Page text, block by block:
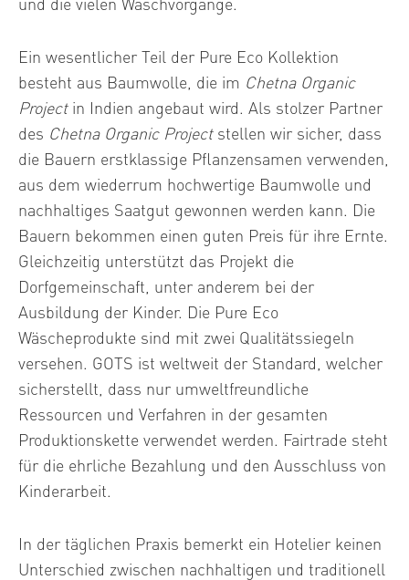
Ein wesentlicher Teil der Pure Eco Kollektion
besteht aus Baumwolle, die im Chetna Organic
Projectin Indien angebaut wird. Als stolzer Partner
des Chetna Organic Projectstellen wir sicher, dass
die Bauern erstklassige Pflanzensamen verwenden,
aus dem wiederrum hochwertige Baumwolle und
nachhaltiges Saatgut gewonnen werden kann. Die
Bauern bekommen einen guten Preis für ihre Ernte.
Gleichzeitig unterstützt das Projekt die
Dorfgemeinschaft, unter anderem bei der
Ausbildung der Kinder. Die Pure Eco
Wäscheprodukte sind mit zwei Qualitätssiegeln
versehen. GOTS ist weltweit der Standard, welcher
sicherstellt, dass nur umweltfreundliche
Ressourcen und Verfahren in der gesamten
Produktionskette verwendet werden. Fairtrade steht
für die ehrliche Bezahlung und den Ausschluss von
Kinderarbeit.
In der täglichen Praxis bemerkt ein Hotelier keinen
Unterschied zwischen nachhaltigen und traditionell